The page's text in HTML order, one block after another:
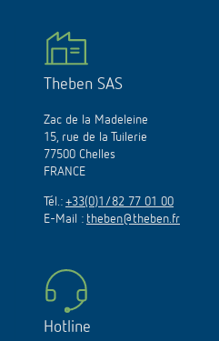
Theben SAS
Zac de la Madeleine
15, rue de la Tuilerie
77500 Chelles
FRANCE
Tél.: +33(0)1/82 77 01 00
E-Mail : theben@theben.fr
Hotline